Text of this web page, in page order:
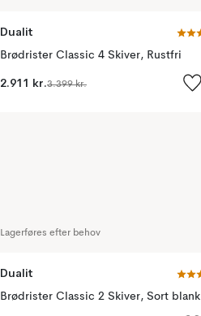
Dualit
Brødrister Classic 4 Skiver, Rustfri
2.911 kr.3.399 kr.
Lagerføres efter behov
Dualit
Brødrister Classic 2 Skiver, Sort blank